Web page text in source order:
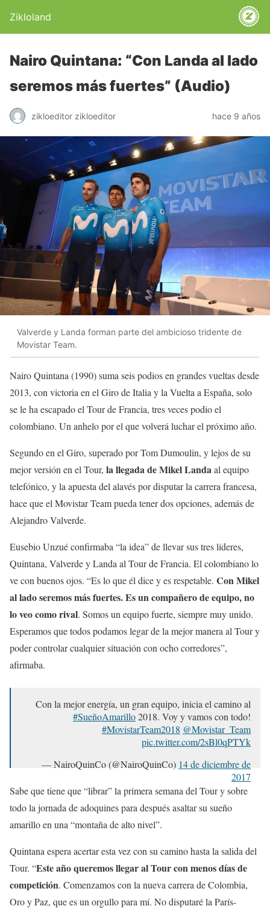
Zikloland
Nairo Quintana: “Con Landa al lado
seremos más fuertes” (Audio)
zikloeditor zikloeditor hace 9 años
Valverde y Landa forman parte del ambicioso tridente de
Movistar Team.
Nairo Quintana (1990) suma seis podios en grandes vueltas desde
2013, con victoria en el Giro de Italia y la Vuelta a España, solo
se le ha escapado el Tour de Francia, tres veces podio el
colombiano. Un anhelo por el que volverá luchar el próximo año.
Segundo en el Giro, superado por Tom Dumoulin, y lejos de su
mejor versión en el Tour, la llegada de Mikel Landaal equipo
telefónico, y la apuesta del alavés por disputar la carrera francesa,
hace que el Movistar Team pueda tener dos opciones, además de
Alejandro Valverde.
Eusebio Unzué confirmaba “la idea” de llevar sus tres líderes,
Quintana, Valverde y Landa al Tour de Francia. El colombiano lo
ve con buenos ojos. “Es lo que él dice y es respetable. Con Mikel
al lado seremos más fuertes. Es un compañero de equipo, no
lo veo como rival. Somos un equipo fuerte, siempre muy unido.
Esperamos que todos podamos legar de la mejor manera al Tour y
poder controlar cualquier situación con ocho corredores”,
afirmaba.
Con la mejor energía, un gran equipo, inicia el camino al
#SueñoAmarillo2018. Voy y vamos con todo!
#MovistarTeam2018 @Movistar_Team
pic.twitter.com/2sBl0qPTYk
— NairoQuinCo (@NairoQuinCo) 14 de diciembre de
2017
Sabe que tiene que “librar” la primera semana del Tour y sobre
todo la jornada de adoquines para después asaltar su sueño
amarillo en una “montaña de alto nivel”.
Quintana espera acertar esta vez con su camino hasta la salida del
Tour. “Este año queremos llegar al Tour con menos días de
competición. Comenzamos con la nueva carrera de Colombia,
Oro y Paz, que es un orgullo para mí. No disputaré la París-